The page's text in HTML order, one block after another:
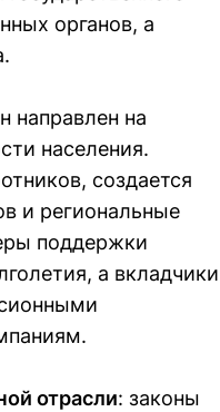
органов, а
направлен на
населения.
создается
и региональные
поддержки
а вкладчики
отрасли: законы